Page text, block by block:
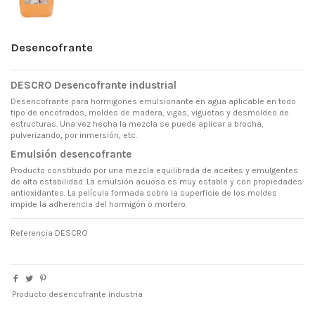
Desencofrante
DESCRO Desencofrante industrial
Desencofrante para hormigones emulsionante en agua aplicable en todo
tipo de encofrados, moldes de madera, vigas, viguetas y desmoldeo de
estructuras. Una vez hecha la mezcla se puede aplicar a brocha,
pulverizando, por inmersión, etc.
Emulsión desencofrante
Producto constituido por una mezcla equilibrada de aceites y emulgentes
de alta estabilidad. La emulsión acuosa es muy estable y con propiedades
antioxidantes. La película formada sobre la superficie de los moldes
impide la adherencia del hormigón o mortero.
Referencia DESCRO
Producto desencofrante industria